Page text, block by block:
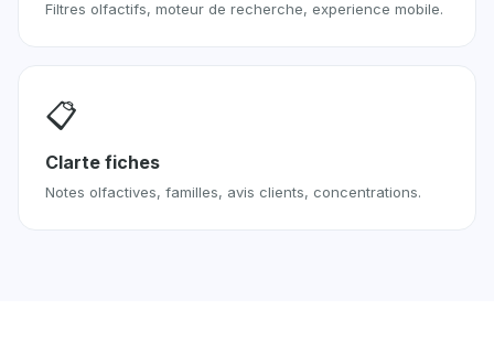
Filtres olfactifs, moteur de recherche, experience mobile.
📋
Clarte fiches
Notes olfactives, familles, avis clients, concentrations.